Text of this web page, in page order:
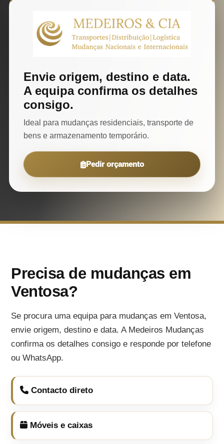
Envie origem, destino e data.
A equipa confirma os detalhes
consigo.
Ideal para mudanças residenciais, transporte de
bens e armazenamento temporário.
Pedir orçamento
Precisa de mudanças em
Ventosa?
Se procura uma equipa para mudanças em Ventosa,
envie origem, destino e data. A Medeiros Mudanças
confirma os detalhes consigo e responde por telefone
ou WhatsApp.
Contacto direto
Móveis e caixas